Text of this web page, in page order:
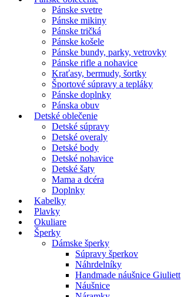
Pánske svetre
Pánske mikiny
Pánske tričká
Pánske košele
Pánske bundy, parky, vetrovky
Pánske rifle a nohavice
Kraťasy, bermudy, šortky
Športové súpravy a tepláky
Pánske doplnky
Pánska obuv
Detské oblečenie
Detské súpravy
Detské overaly
Detské body
Detské nohavice
Detské šaty
Mama a dcéra
Doplnky
Kabelky
Plavky
Okuliare
Šperky
Dámske šperky
Súpravy šperkov
Náhrdelníky
Handmade náušnice Giuliett
Náušnice